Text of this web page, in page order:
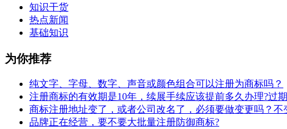
知识干货
热点新闻
基础知识
为你推荐
纯文字、字母、数字、声音或颜色组合可以注册为商标吗？
注册商标的有效期是10年，续展手续应该提前多久办理?过
商标注册地址变了，或者公司改名了，必须要做变更吗？不
​品牌正在经营，要不要大批量注册防御商标?